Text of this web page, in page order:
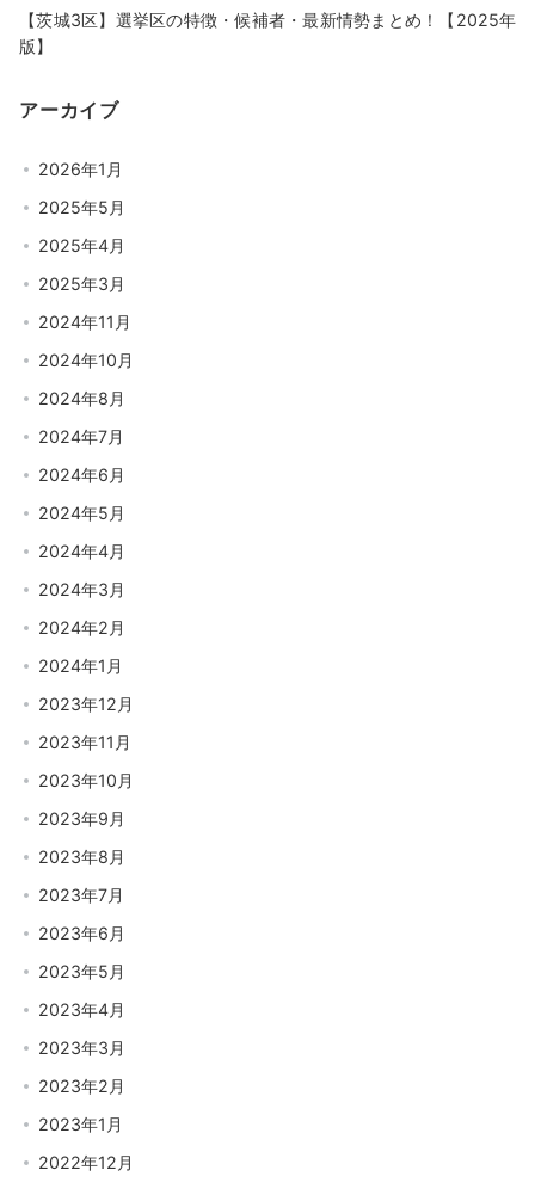
【茨城3区】選挙区の特徴・候補者・最新情勢まとめ！【2025年
版】
アーカイブ
2026年1月
2025年5月
2025年4月
2025年3月
2024年11月
2024年10月
2024年8月
2024年7月
2024年6月
2024年5月
2024年4月
2024年3月
2024年2月
2024年1月
2023年12月
2023年11月
2023年10月
2023年9月
2023年8月
2023年7月
2023年6月
2023年5月
2023年4月
2023年3月
2023年2月
2023年1月
2022年12月